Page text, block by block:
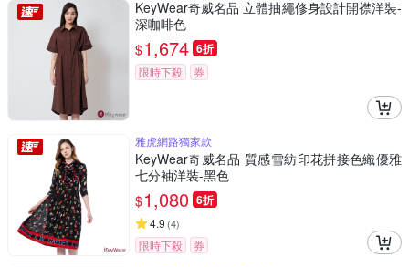
KeyWear奇威名品 立體抽繩修身設計開襟洋裝-
深咖啡色
$1,674 6折
限時下殺 券
雅虎網路獨家款
KeyWear奇威名品 質感雪紡印花拼接色織優雅
七分袖洋裝-黑色
$1,080 6折
4.9 (4)
限時下殺
券